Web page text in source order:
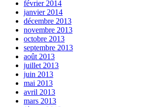
février 2014
janvier 2014
décembre 2013
novembre 2013
octobre 2013
septembre 2013
août 2013
juillet 2013
juin 2013
mai 2013
avril 2013
mars 2013